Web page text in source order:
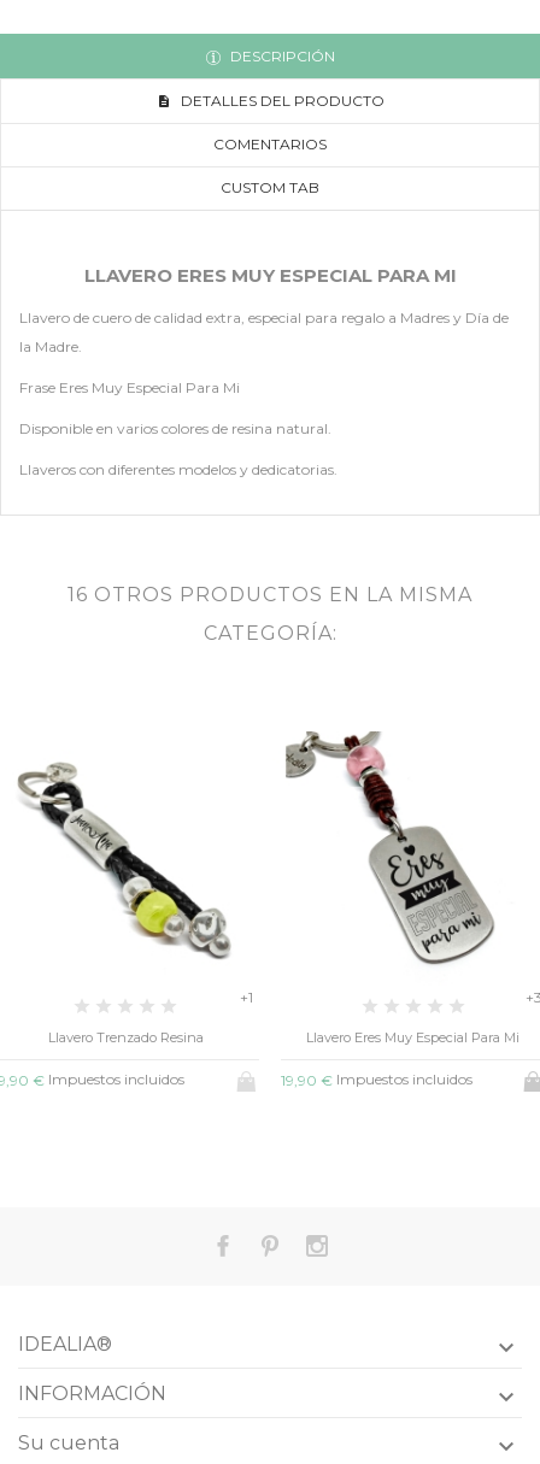
DESCRIPCIÓN
DETALLES DEL PRODUCTO
COMENTARIOS
CUSTOM TAB
LLAVERO ERES MUY ESPECIAL PARA MI
Llavero de cuero de calidad extra, especial para regalo a Madres y Día de
la Madre.
Frase Eres Muy Especial Para Mi
Disponible en varios colores de resina natural.
Llaveros con diferentes modelos y dedicatorias.
16 OTROS PRODUCTOS EN LA MISMA
CATEGORÍA:
+1
Llavero Trenzado Resina
€Impuestos incluidos
Llavero Eres Muy Especial Para Mi
19,90 €Impuestos incluidos
IDEALIA® 
INFORMACIÓN 
Su cuenta 